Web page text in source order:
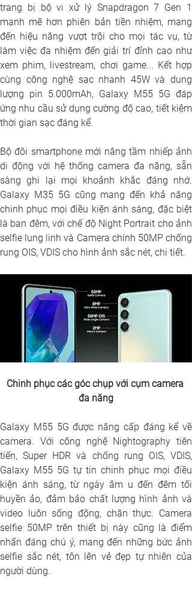
trang bị bộ vi xử lý Snapdragon 7 Gen 1
mạnh mẽ hơn phiên bản tiền nhiệm, mang
đến hiệu năng vượt trội cho mọi tác vụ, từ
làm việc đa nhiệm đến giải trí đỉnh cao như
xem phim, livestream, chơi game... Kết hợp
cùng công nghệ sạc nhanh 45W và dung
lượng pin 5.000mAh, Galaxy M55 5G đáp
ứng nhu cầu sử dụng cường độ cao, tiết kiệm
thời gian sạc đáng kể.
Bộ đôi smartphone mới nâng tầm nhiếp ảnh
di động với hệ thống camera đa năng, sẵn
sàng ghi lại mọi khoảnh khắc đáng nhớ.
Galaxy M35 5G cũng mang đến khả năng
chinh phục mọi điều kiện ánh sáng, đặc biệt
là ban đêm, với chế độ Night Portrait cho ảnh
selfie lung linh và Camera chính 50MP chống
rung OIS, VDIS cho hình ảnh sắc nét, chi tiết.
Chinh phục các góc chụp với cụm camera
đa năng
Galaxy M55 5G được nâng cấp đáng kể về
camera. Với công nghệ Nightography tiên
tiến, Super HDR và chống rung OIS, VDIS,
Galaxy M55 5G tự tin chinh phục mọi điều
kiện ánh sáng, từ ngày âm u đến đêm tối
huyền ảo, đảm bảo chất lượng hình ảnh và
video luôn sống động, chân thực. Camera
selfie 50MP trên thiết bị này cũng là điểm
nhấn đáng chú ý, mang đến những bức ảnh
selfie sắc nét, tôn lên vẻ đẹp tự nhiên của
người dùng.